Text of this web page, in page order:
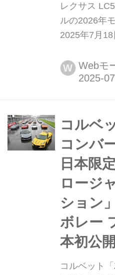
レクサス
ルの2026年
2025年7月
コンバーチ
した。発売
W Webモ
コルベ
コンバ
日本限
ロージ
ション
ボレー
本初公開
コルベット